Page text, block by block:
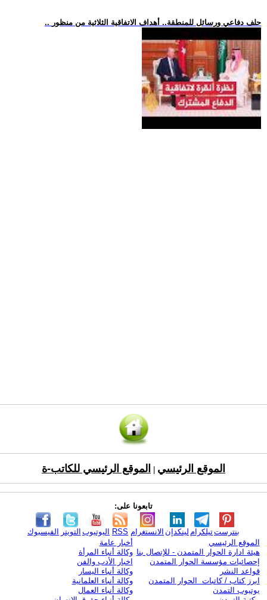
.. حلف دفاعي ورسائل للمنطقة.. أهداف الاتفاقية الثلاثية من منظور
الموقع الرئيسي الموقع الرئيسي للكاتب-ة
تابعونا على:
الفيسبوك التويتر اليوتيوب RSS الانستغرام لينكدإن تيلكرامبنترست
الموقع الرئيسي
هيئة ادارة الحوار المتمدن - للإتصال بنا
إحصائيات مؤسسة الحوار المتمدن
قواعد النشر
ابرز كتاب / كاتبات الحوار المتمدن
يوتيوب التمدن
أخبار عامة
وكالة أنباء المرأة
اخبار الأدب والفن
وكالة أنباء اليسار
وكالة أنباء العلمانية
وكالة أنباء العمال